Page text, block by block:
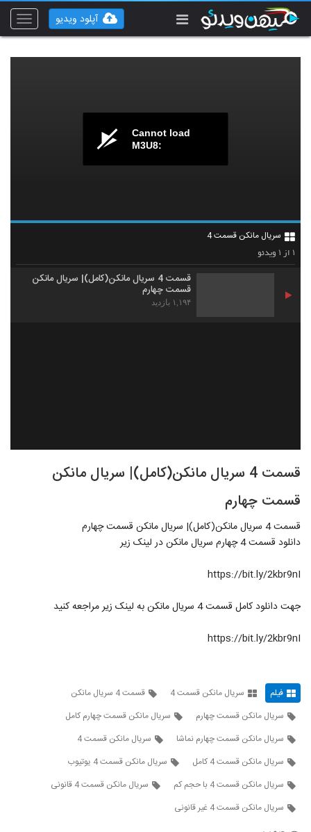
Toggle
آپلود ویدیو
Cannot load
M3U8:
سریال مانکن قسمت 4
۱ از ۱ ویدئو
قسمت 4 سریال مانکن(کامل)| سریال مانکن
قسمت چهارم
۱,۱۹۴ بازدید
قسمت 4 سریال مانکن(کامل)| سریال مانکن
قسمت چهارم
قسمت 4 سریال مانکن(کامل)| سریال مانکن قسمت چهارم
دانلود قسمت 4 چهارم سریال مانکن در لینک زیر
https://bit.ly/2kbr9nI
جهت دانلود کامل قسمت 4 سریال مانکن به لینک زیر مراجعه کنید
https://bit.ly/2kbr9nI
فیلم سریال مانکن قسمت 4
قسمت 4 سریال مانکن
سریال مانکن قسمت چهارم
سریال مانکن قسمت چهارم کامل
سریال مانکن قسمت چهارم نماشا
سریال مانکن قسمت 4
سریال مانکن قسمت 4 کامل
سریال مانکن قسمت 4 یوتیوب
سریال مانکن قسمت 4 با حجم کم
سریال مانکن قسمت 4 قانونی
سریال مانکن قسمت 4 غیر قانونی